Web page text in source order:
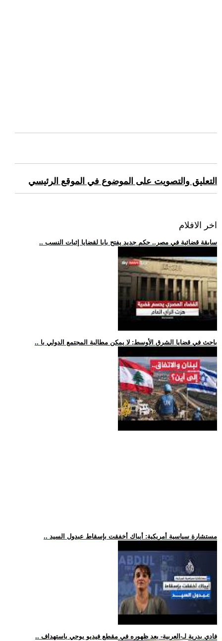
التعليق والتصويت على الموضوع في الموقع الرئيسي
اخر الافلام
.. سابقة قضائية في مصر.. حكم جديد يفتح بابا لقضايا إثبات النسب
.. باحث في قضايا الشرق الأوسط: لا يمكن مطالبة المجتمع الدولي با
.. مستشارة سياسية أمريكية: أيباك أخفقت بإسقاط عبدول السيد
.. فادي بدرية لـ-العربية- بعد ظهوره في مقطع فيديو يوحي باستهداف